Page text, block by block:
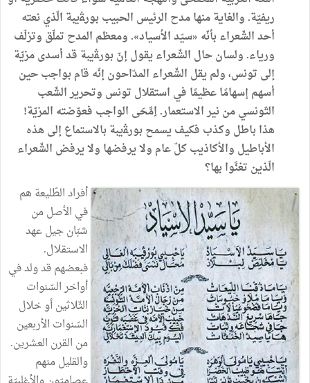
ريفيّة.والغايةمنهامدح الرئيس الحبيب بورﭭيبة الّذي نعته
أحدالشّعراء بأنّه «سيّدالأسياد»
.ومعظم المدح تملّق وتزلّف
ورياء.ولسانحال الشّعراءيقولإنّ بورﭭيبة قدأسدىمزيّة
إلى تونس،ولميقل الشّعراء المدّاحونإنّه قام بواجبحين
أسهمإسهامًاعظيمًا في استقلال تونس وتحريرالشّعب
التّونسيمن نيرالاستعمار.اِمَّحَى الواجب فعوّضته المزيّة!
هذا باطل وكذب فكيفيسمح بورﭭيبة بالاستماعإلى هذه
الأباطيل والأكاذيبكلّعام ولايرفضها ولايرفض الشّعراء
الّذين تغنَّوا بها؟
أفرادالطّليعة هم
في الأصلمن
شبّانجيلعهد
الاستقلال.
فبعضهمقدولدفي
أواخرالسّنوات
الثّلاثينأوخلال
السّنوات الأربعين
من القرن العشرين.
والقليلمنهم